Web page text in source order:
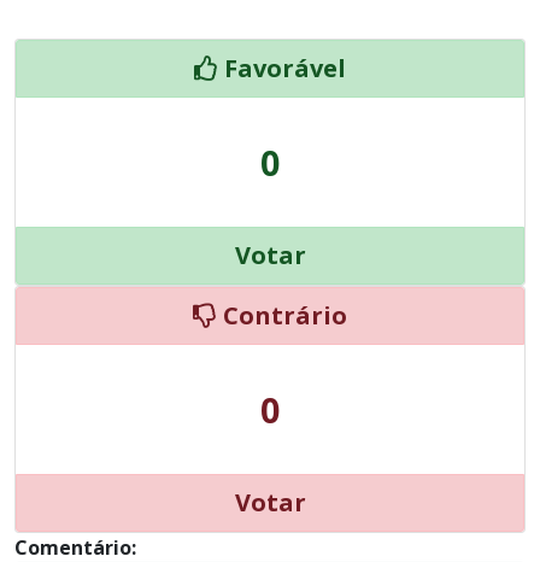
Favorável
0
Votar
Contrário
0
Votar
Comentário: